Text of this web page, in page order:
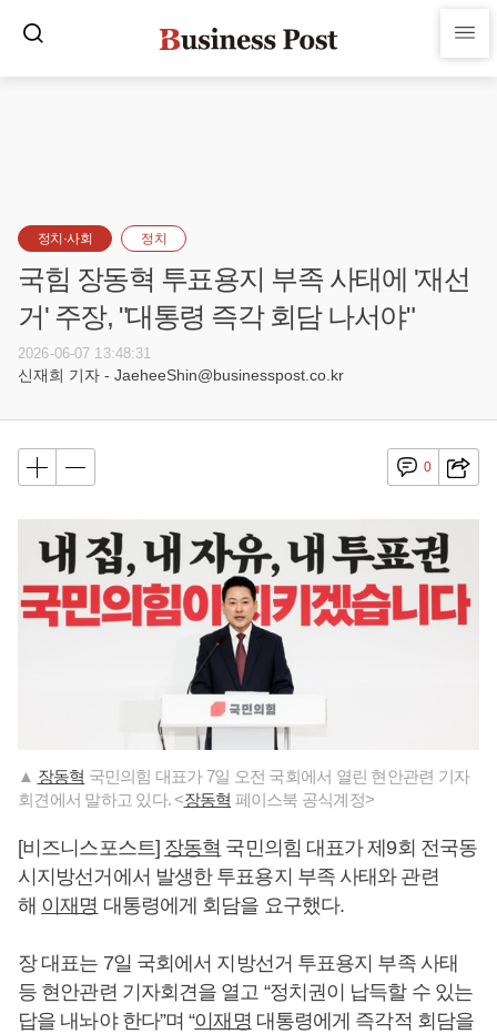
정치·사회 정치
국힘 장동혁 투표용지 부족 사태에 '재선
거' 주장, "대통령 즉각 회담 나서야"
2026-06-07 13:48:31
신재희 기자 - JaeheeShin@businesspost.co.kr
0
▲ 장동혁 국민의힘 대표가 7일 오전 국회에서 열린 현안관련 기자
회견에서 말하고 있다. <장동혁 페이스북 공식계정>
[비즈니스포스트] 장동혁 국민의힘 대표가 제9회 전국동
시지방선거에서 발생한 투표용지 부족 사태와 관련
해 이재명 대통령에게 회담을 요구했다.
장 대표는 7일 국회에서 지방선거 투표용지 부족 사태
등 현안관련 기자회견을 열고 “정치권이 납득할 수 있는
답을 내놔야 한다”며 “이재명 대통령에게 즉각적 회담을